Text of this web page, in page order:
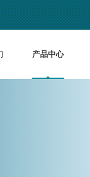
产品中心